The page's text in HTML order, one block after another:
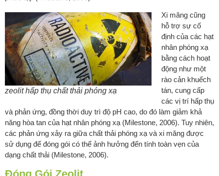
zeolit hấp thụ chất thải phóng xạ
Xi măng cũng
hỗ trợ sự cố
định của các hạt
nhân phóng xạ
bằng cách hoạt
động như một
rào cản khuếch
tán, cung cấp
các vị trí hấp thụ
và phản ứng, đồng thời duy trì độ pH cao, do đó làm giảm khả
năng hòa tan của hạt nhân phóng xạ (Milestone, 2006). Tuy nhiên,
các phản ứng xảy ra giữa chất thải phóng xạ và xi măng được
sử dụng để đóng gói có thể ảnh hưởng đến tính toàn vẹn của
dạng chất thải (Milestone, 2006).